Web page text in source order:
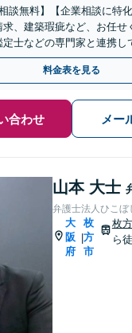
談無料】【企業相談に特
、建築瑕疵など、お任せ
定士などの専門家と連携し
電話相談可】【夜間・土
料金表を見る
合わせ メー
山本 大士
弁護士法人ひこぼ
大
阪
府
|
枚
方
市
枚
ら